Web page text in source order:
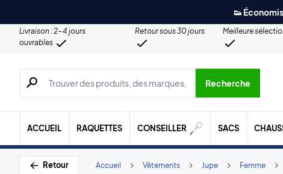
👟
Livraison : 2-4 jours
ouvrables
Retour sous 30 jours
Meilleure
Recherche de produits, de marques, etc.
Recherche
ACCUEIL RAQUETTES CONSEILLER SACS
Retour Femme
Jupe
Vêtements
Accueil